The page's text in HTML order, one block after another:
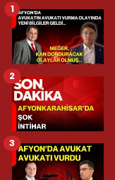
1
2
3